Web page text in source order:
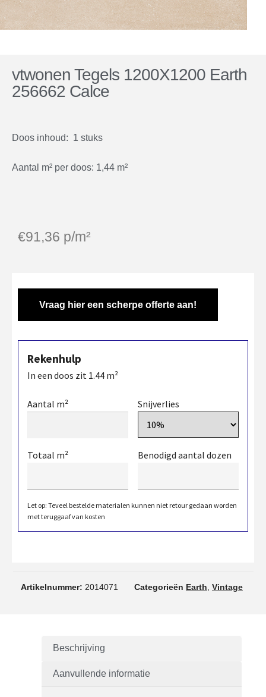
vtwonen Tegels 1200X1200 Earth
256662 Calce
Doos inhoud: 1 stuks
Aantal m² per doos: 1,44 m²
€91,36 p/m²
Vraag hier een scherpe offerte aan!
Rekenhulp
In een doos zit 1.44 m²
Aantal m² Snijverlies
Totaal m² Benodigd aantal dozen
Let op: Teveel bestelde materialen kunnen niet retour gedaan worden
met teruggaaf van kosten
Artikelnummer: 2014071 Categorieën Earth Vintage
Beschrijving
Aanvullende informatie